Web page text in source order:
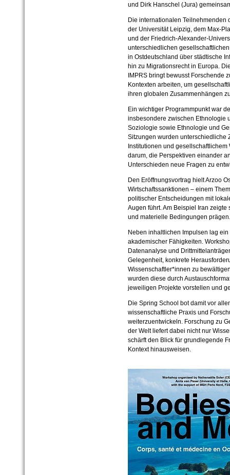
und Dirk Hanschel (Jura)
Die internationalen Teilnehmenden
der Universität Leipzig, dem Max-
und der Friedrich-Alexander-
unterschiedlichen
in Ostdeutschland über städtische
hin zu Migrationsrecht in Europa.
IMPRS bringt bewusst Forschende
Kontexten arbeiten, um
ihren globalen Zusammenhängen
Ein wichtiger Programmpunkt war
insbesondere zwischen Ethnologie
Soziologie sowie Ethnologie und
Sitzungen wurden unterschiedliche
Institutionen und
darum, die Perspektiven einander
Unterschieden neue Fragen zu
Den Eröffnungsvortrag hielt Arzoo
Wirtschaftssanktionen – einem
politischer Entscheidungen mit
Augen führt. Am Beispiel Iran
und materielle Bedingungen prägen.
Neben inhaltlichen Impulsen lag
akademischer Fähigkeiten.
Datenanalyse und
Gelegenheit, konkrete
Wissenschaftler*innen zu
wurden diese durch
jeweiligen Projekte vorstellen und
Die Spring School bot damit vor
wissenschaftliche Praxis und
weiterzuentwickeln. Forschung zu
der Welt liefert dabei nicht nur
schärft den Blick für grundlegende
Kontext hinausweisen.